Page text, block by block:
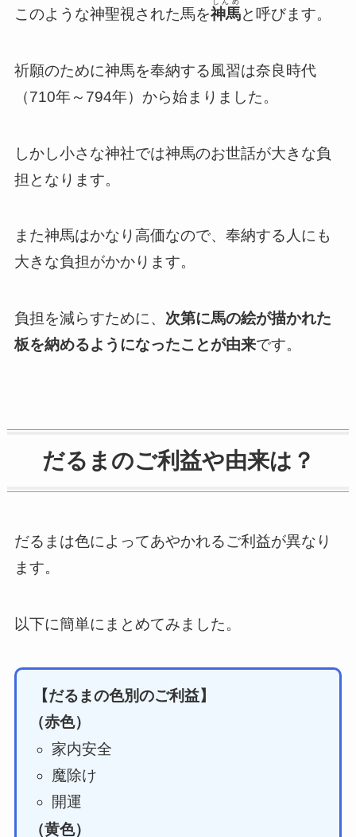
このような神聖視された馬を神馬と呼びます。
祈願のために神馬を奉納する風習は奈良時代
（710年～794年）から始まりました。
しかし小さな神社では神馬のお世話が大きな負
担となります。
また神馬はかなり高価なので、奉納する人にも
大きな負担がかかります。
負担を減らすために、 次第に馬の絵が描かれた
板を納めるようになったことが由来です。
だるまのご利益や由来は？
だるまは色によってあやかれるご利益が異なり
ます。
以下に簡単にまとめてみました。
【だるまの色別のご利益】
（赤色）
家内安全
魔除け
開運
（黄色）